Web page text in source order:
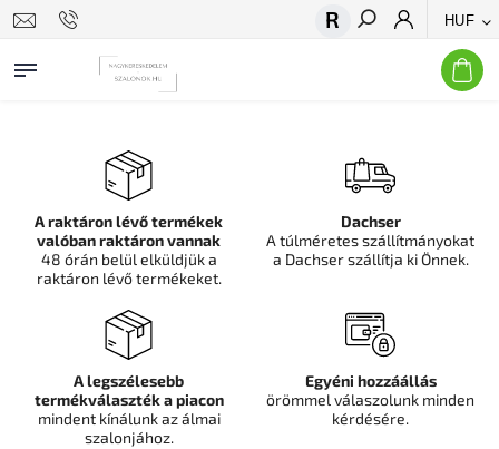
HUF
Keresés
A raktáron lévő termékek
valóban raktáron vannak
48 órán belül elküldjük a
raktáron lévő termékeket.
Dachser
A túlméretes szállítmányokat
a Dachser szállítja ki Önnek.
A legszélesebb
termékválaszték a piacon
mindent kínálunk az álmai
szalonjához.
Egyéni hozzáállás
örömmel válaszolunk minden
kérdésére.